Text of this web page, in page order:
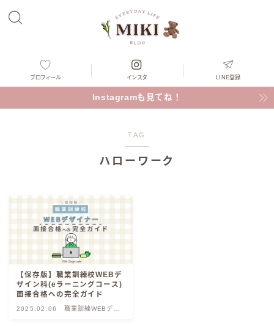
プロフィール インスタ LINE登録
Instagramも見てね！
TAG
ハローワーク
【保存版】職業訓練校WEBデ
ザイン科(eラーニングコース)
面接合格への完全ガイド
2025.02.06
職業訓練WEBデザ